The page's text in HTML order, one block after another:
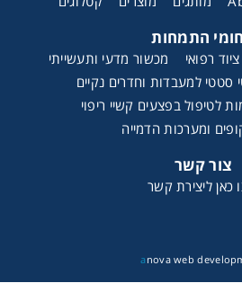
התמחות
ציוד רפואי
מכשור מדעי ותעשייתי
סטטי למעבדות וחדרים נקיים
לטיפול בפצעים קשיי ריפוי
ומערכות הדמייה
צור קשר
כאן ליצירת קשר
a nova web